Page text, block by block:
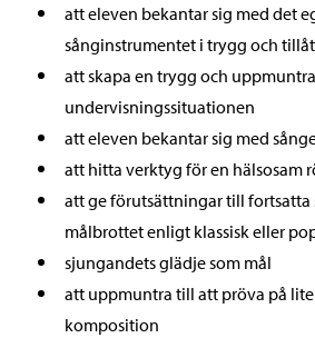
att eleven bekantar sig med det
sånginstrumentet i trygg och
att skapa en trygg och
undervisningssituationen
att eleven bekantar sig med
att hitta verktyg för en hälsosam
att ge förutsättningar till fortsatta
målbrottet enligt klassisk eller
sjungandets glädje som mål
att uppmuntra till att pröva på
komposition